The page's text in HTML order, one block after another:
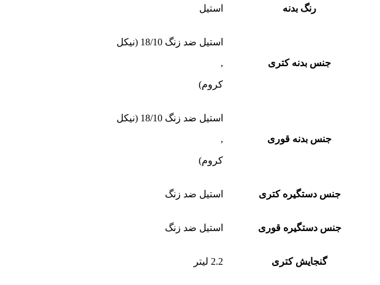
رنگ بدنه استیل
جنس بدنه کتری
استیل ضد زنگ 18/10 (نیکل
,
کروم)
جنس بدنه قوری
استیل ضد زنگ 18/10 (نیکل
,
کروم)
جنس دستگیره کتری استیل ضد زنگ
جنس دستگیره قوری استیل ضد زنگ
گنجایش کتری 2.2 لیتر